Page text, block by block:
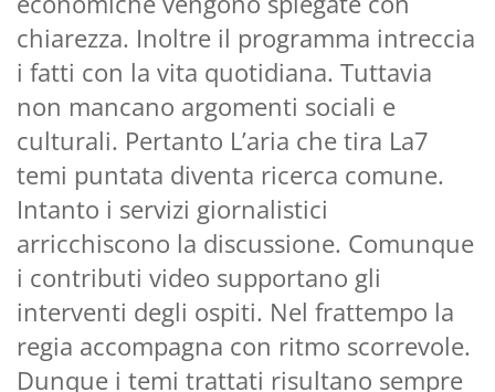
chiarezza. Inoltre il programma intreccia
i fatti con la vita quotidiana. Tuttavia
non mancano argomenti sociali e
culturali. Pertanto L’aria che tira La7
temi puntata diventa ricerca comune.
Intanto i servizi giornalistici
arricchiscono la discussione. Comunque
i contributi video supportano gli
interventi degli ospiti. Nel frattempo la
regia accompagna con ritmo scorrevole.
Dunque i temi trattati risultano sempre